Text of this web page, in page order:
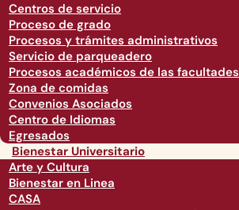
Centros de servicio
Proceso de grado
Procesos y trámites administrativos
Servicio de parqueadero
Procesos académicos de las facultades
Zona de comidas
Convenios Asociados
Centro de Idiomas
Egresados
Bienestar Universitario
Arte y Cultura
Bienestar en Linea
CASA